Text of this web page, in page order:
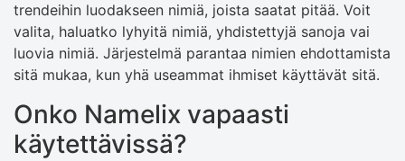
trendeihin luodakseen nimiä, joista saatat pitää. Voit
valita, haluatko lyhyitä nimiä, yhdistettyjä sanoja vai
luovia nimiä. Järjestelmä parantaa nimien ehdottamista
sitä mukaa, kun yhä useammat ihmiset käyttävät sitä.
Onko Namelix vapaasti
käytettävissä?